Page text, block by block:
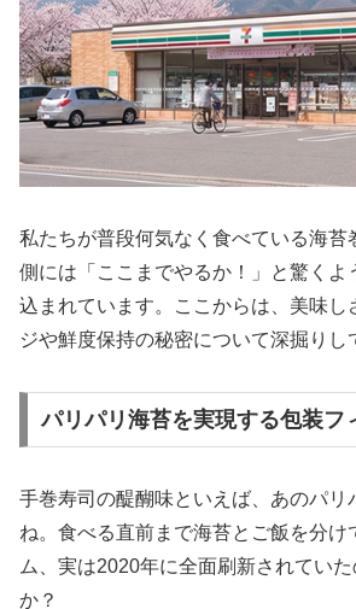
私たちが普段何気なく食べている海苔
側には「ここまでやるか！」と驚くよ
込まれています。ここからは、美味し
ジや鮮度保持の秘密について深掘りし
パリパリ海苔を実現する包装フ
手巻寿司の醍醐味といえば、あのパリ
ね。食べる直前まで海苔とご飯を分け
ム、実は2020年に全面刷新されてい
か？